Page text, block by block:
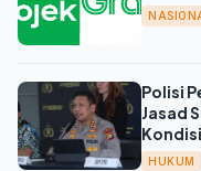
Polisi
Jasad
HUKUM